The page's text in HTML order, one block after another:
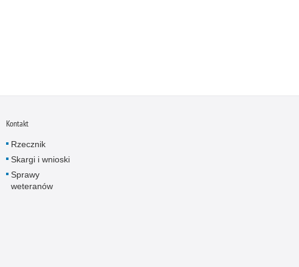
Nietrzeźwi kierujący
Nietrzeźwi opiekunowie
Kontakt
Rzecznik
Skargi i wnioski
Sprawy
weteranów